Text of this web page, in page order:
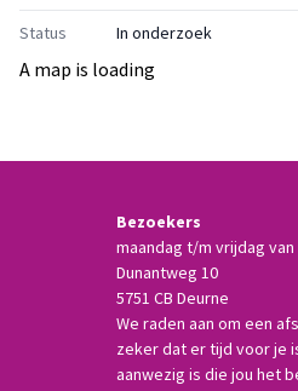
Status In onderzoek
A map is loading
Bezoekers
maandag t/m vrijdag van
Dunantweg 10
5751 CB Deurne
We raden aan om een
zeker dat er tijd voor je
aanwezig is die jou het